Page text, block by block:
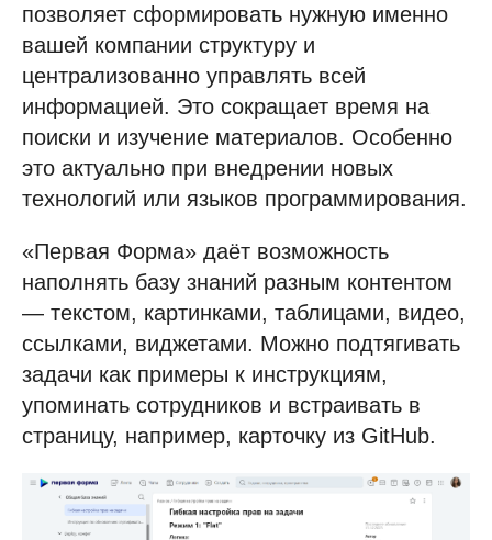
позволяет сформировать нужную именно
вашей компании структуру и
централизованно управлять всей
информацией. Это сокращает время на
поиски и изучение материалов. Особенно
это актуально при внедрении новых
технологий или языков программирования.
«Первая Форма» даёт возможность
наполнять базу знаний разным контентом
— текстом, картинками, таблицами, видео,
ссылками, виджетами. Можно подтягивать
задачи как примеры к инструкциям,
упоминать сотрудников и встраивать в
страницу, например, карточку из GitHub.